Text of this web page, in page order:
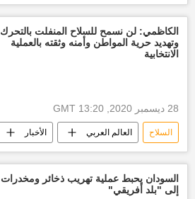
أخبار حزب الله
الكاظمي: لن نسمح للسلاح المنفلت بالتحرك
وتهديد حرية المواطن وأمنه وثقته بالعملية
الانتخابية
28 ديسمبر 2020, 13:20 GMT
السلاح العالم العربي الأخبار
السودان يحبط عملية تهريب ذخائر ومخدرات
إلى "بلد أفريقي"